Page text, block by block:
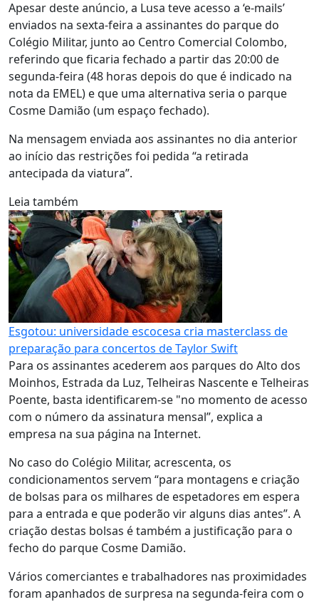
Apesar deste anúncio, a Lusa teve acesso a ‘e-mails’
enviados na sexta-feira a assinantes do parque do
Colégio Militar, junto ao Centro Comercial Colombo,
referindo que ficaria fechado a partir das 20:00 de
segunda-feira (48 horas depois do que é indicado na
nota da EMEL) e que uma alternativa seria o parque
Cosme Damião (um espaço fechado).
Na mensagem enviada aos assinantes no dia anterior
ao início das restrições foi pedida “a retirada
antecipada da viatura”.
Leia também
Esgotou: universidade escocesa cria masterclass de
preparação para concertos de Taylor Swift
Para os assinantes acederem aos parques do Alto dos
Moinhos, Estrada da Luz, Telheiras Nascente e Telheiras
Poente, basta identificarem-se "no momento de acesso
com o número da assinatura mensal”, explica a
empresa na sua página na Internet.
No caso do Colégio Militar, acrescenta, os
condicionamentos servem “para montagens e criação
de bolsas para os milhares de espetadores em espera
para a entrada e que poderão vir alguns dias antes”. A
criação destas bolsas é também a justificação para o
fecho do parque Cosme Damião.
Vários comerciantes e trabalhadores nas proximidades
foram apanhados de surpresa na segunda-feira com o